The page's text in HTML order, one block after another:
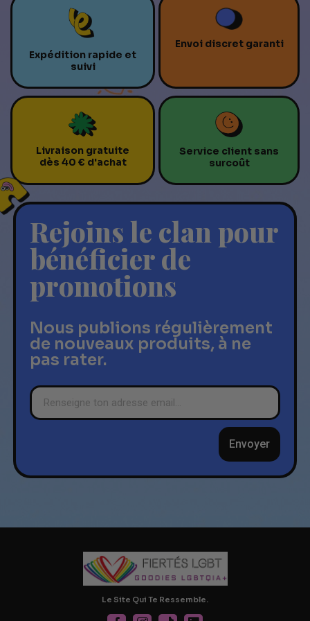
Expédition rapide et
suivi
Envoi discret garanti
Livraison gratuite
dès 40 € d'achat
Service client sans
surcoût
Rejoins le clan pour
bénéficier de
promotions
Nous publions régulièrement
de nouveaux produits, à ne
pas rater.
Envoyer
Le Site Qui Te Ressemble.